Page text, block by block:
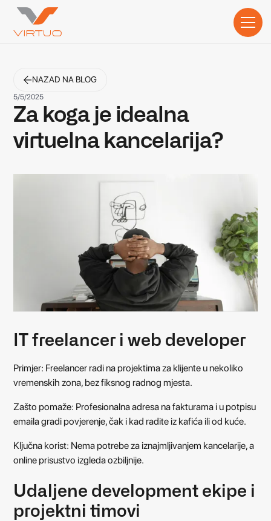
NAZAD NA BLOG
5/5/2025
Za koga je idealna
virtuelna kancelarija?
IT freelancer i web developer
Primjer: Freelancer radi na projektima za klijente u nekoliko
vremenskih zona, bez fiksnog radnog mjesta.
Zašto pomaže: Profesionalna adresa na fakturama i u potpisu
emaila gradi povjerenje, čak i kad radite iz kafića ili od kuće.
Ključna korist: Nema potrebe za iznajmljivanjem kancelarije, a
online prisustvo izgleda ozbiljnije.
Udaljene development ekipe i
projektni timovi